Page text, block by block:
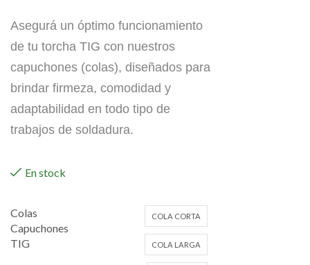
Asegurá un óptimo funcionamiento
de tu torcha TIG con nuestros
capuchones (colas), diseñados para
brindar firmeza, comodidad y
adaptabilidad en todo tipo de
trabajos de soldadura.
En stock
Colas
Capuchones
TIG
COLA CORTA
COLA LARGA